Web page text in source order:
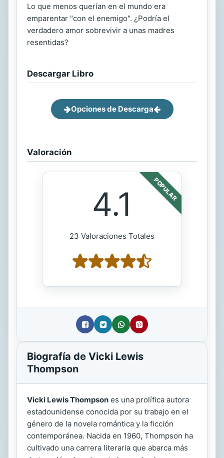
Lo que menos querían en el mundo era
emparentar "con el enemigo". ¿Podría el
verdadero amor sobrevivir a unas madres
resentidas?
Descargar Libro
Opciones de Descarga
Valoración
POPULAR
4.1
23 Valoraciones Totales
Biografía de Vicki Lewis
Thompson
Vicki Lewis Thompson es una prolífica autora
estadounidense conocida por su trabajo en el
género de la novela romántica y la ficción
contemporánea. Nacida en 1960, Thompson ha
cultivado una carrera literaria que abarca más